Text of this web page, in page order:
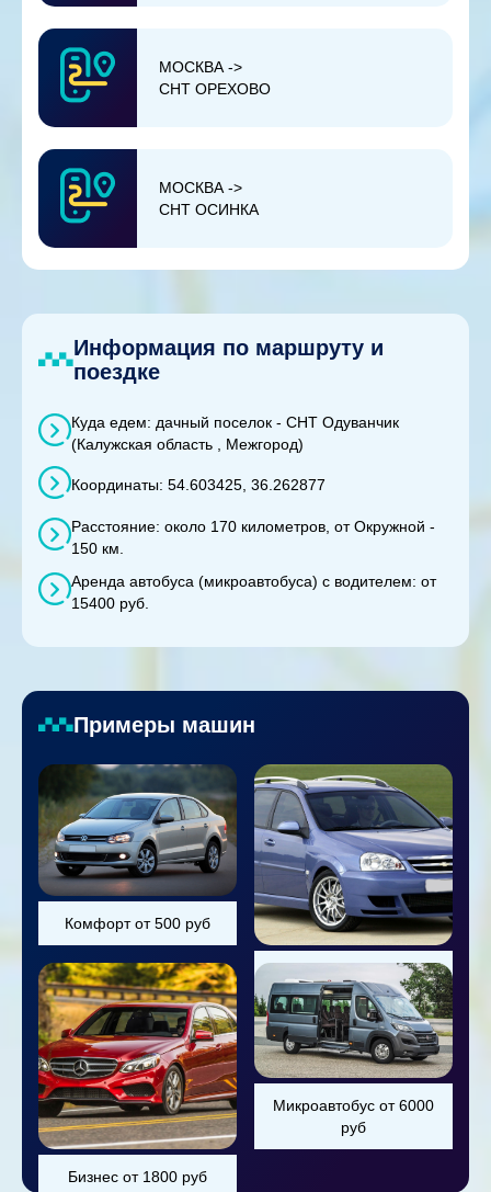
МОСКВА ->
СНТ ОРЕХОВО
МОСКВА ->
СНТ ОСИНКА
Информация по маршруту и
поездке
Куда едем: дачный поселок - СНТ Одуванчик
(Калужская область , Межгород)
Координаты: 54.603425, 36.262877
Расстояние: около 170 километров, от Окружной -
150 км.
Аренда автобуса (микроавтобуса) с водителем: от
15400 руб.
Примеры машин
Комфорт от 500 руб
Универсал от 800 руб
Бизнес от 1800 руб
Микроавтобус от 6000
руб